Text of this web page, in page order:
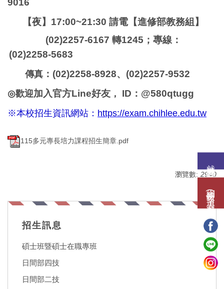
網路報名(填表)系統
【夜】17:00~21:30 請電【進修部教務組】
(02)2257-6167 轉1245；專線：
(02)2258-5683
傳真 ：(02)2258-8928、(02)2257-9532
◎歡迎加入官方Line好友 ， ID ：@580qtugg
※本校招生資訊網站： https://exam.chihlee.edu.tw
115多元專長培力課程招生簡章.pdf
瀏覽數: 2940
招生訊息
碩士班暨碩士在職專班
日間部四技
日間部二技